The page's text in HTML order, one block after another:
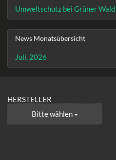
Umweltschutz bei Grüner Wald
News Monatsübersicht
Juli, 2026
HERSTELLER
Bitte wählen